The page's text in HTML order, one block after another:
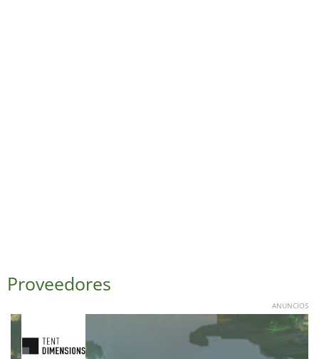
Proveedores
ANUNCIOS